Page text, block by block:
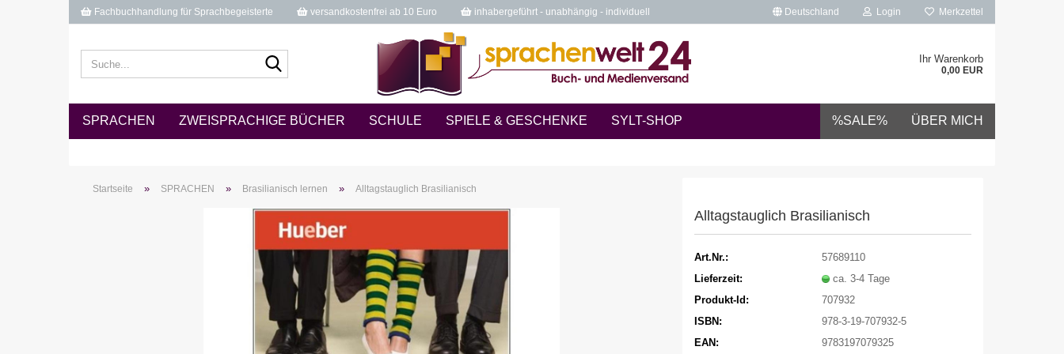
Fachbuchhandlung für Sprachbegeisterte versandkostenfrei ab 10 Euro inhabergeführt - unabhängig - individuell Deutschland Login Merkzettel
Ihr Warenkorb
0,00 EUR
SPRACHEN ZWEISPRACHIGE BÜCHER SCHULE SPIELE & GESCHENKE SYLT-SHOP %SALE% ÜBER MICH
Startseite » SPRACHEN » Brasilianisch lernen » Alltagstauglich Brasilianisch
Alltagstauglich Brasilianisch
Art.Nr.:
57689110
Lieferzeit:
ca. 3-4 Tage
Produkt-Id:
707932
ISBN:
978-3-19-707932-5
EAN:
9783197079325